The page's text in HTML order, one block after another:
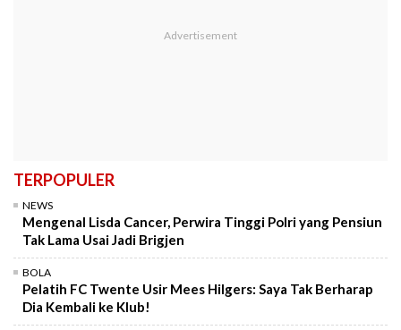
TERPOPULER
NEWS
Mengenal Lisda Cancer, Perwira Tinggi Polri yang Pensiun
Tak Lama Usai Jadi Brigjen
BOLA
Pelatih FC Twente Usir Mees Hilgers: Saya Tak Berharap
Dia Kembali ke Klub!